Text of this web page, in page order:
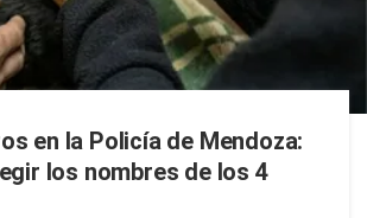
en la Policía de Mendoza:
los nombres de los 4